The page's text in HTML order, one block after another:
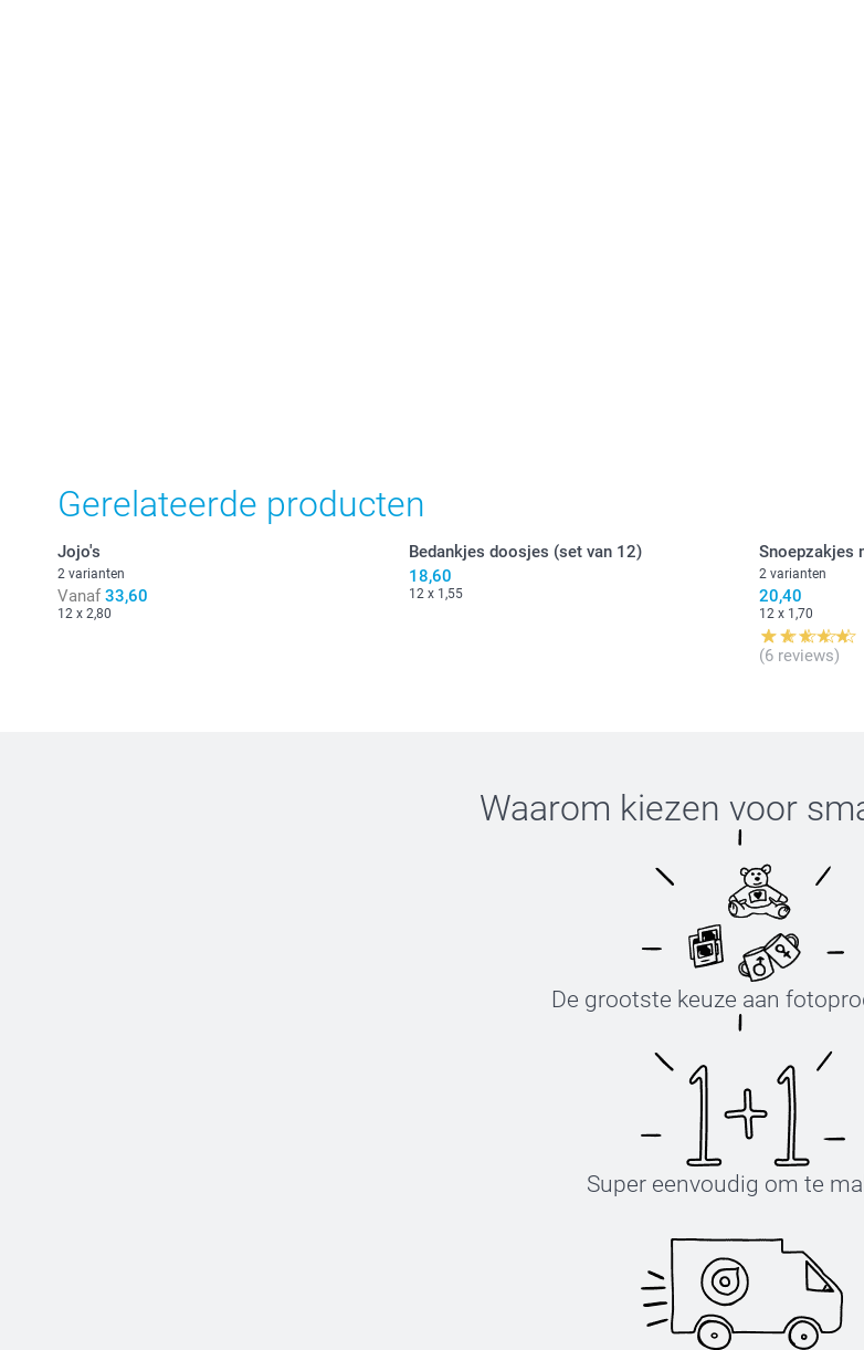
Gerelateerde producten
Jojo's
2 varianten
Vanaf 33,60
12 x 2,80
Bedankjes doosjes (set van 12)
18,60
12 x 1,55
Snoepzakjes
2 varianten
20,40
12 x 1,70
(6 reviews)
Waarom kiezen voor
De grootste keuze aan
Super eenvoudig om te